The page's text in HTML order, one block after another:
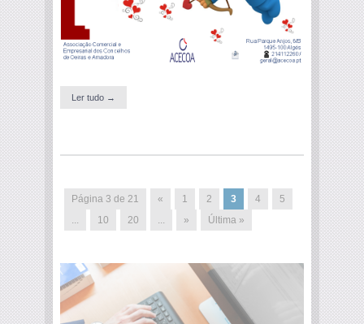
Ler tudo →
Página 3 de 21 « 1 2 3 4
5
...
10 20 ... » Última »